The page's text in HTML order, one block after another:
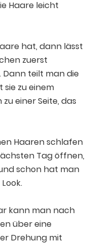
Haare leicht
hat, dann lässt
zuerst
teilt man die
zu einem
einer Seite, das
Haaren schlafen
Tag öffnen,
schon hat man
kann man nach
über eine
Drehung mit